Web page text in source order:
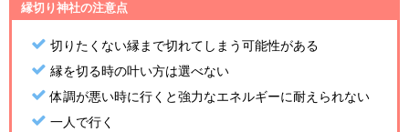
縁切り神社の注意点
切りたくない縁まで切れてしまう可能性がある
縁を切る時の叶い方は選べない
体調が悪い時に行くと強力なエネルギーに耐えられない
一人で行く